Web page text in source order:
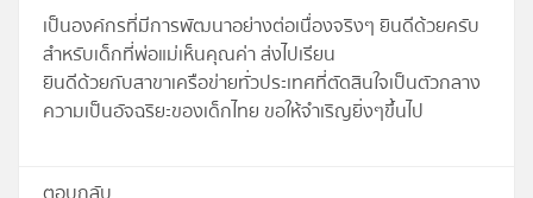
เป็นองค์กรที่มีการพัฒนาอย่างต่อเนื่องจริงๆ ยินดีด้วยครับ
สำหรับเด็กที่พ่อแม่เห็นคุณค่า ส่งไปเรียน
ยินดีด้วยกับสาขาเครือข่ายทั่วประเทศที่ตัดสินใจเป็นตัวกลาง
ความเป็นอัจฉริยะของเด็กไทย ขอให้จำเริญยิ่งๆขึ้นไป